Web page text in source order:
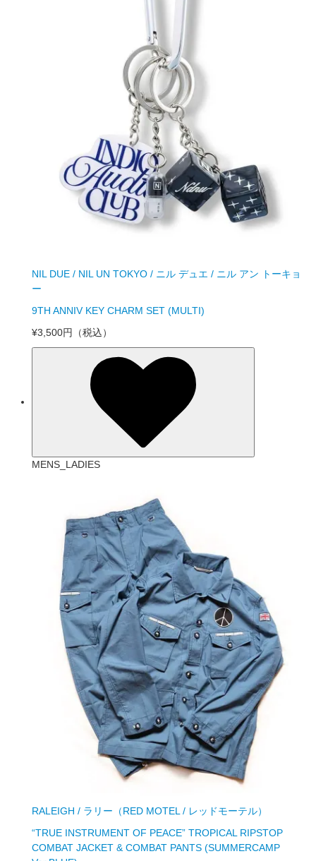
NIL DUE / NIL UN TOKYO / ニル デュエ / ニル アン トーキョ
ー
9TH ANNIV KEY CHARM SET (MULTI)
¥3,500円
（税込）
MENS_LADIES
RALEIGH / ラリー（RED MOTEL / レッドモーテル）
“TRUE INSTRUMENT OF PEACE” TROPICAL RIPSTOP
COMBAT JACKET & COMBAT PANTS (SUMMERCAMP